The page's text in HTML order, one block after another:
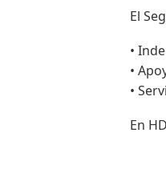
El
•
•
•
En